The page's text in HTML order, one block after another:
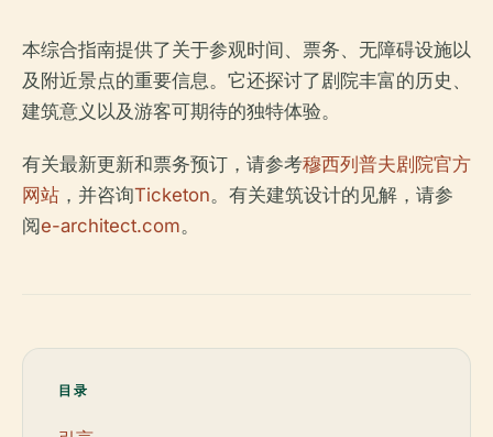
本综合指南提供了关于参观时间、票务、无障碍设施以
及附近景点的重要信息。它还探讨了剧院丰富的历史、
建筑意义以及游客可期待的独特体验。
有关最新更新和票务预订，请参考穆西列普夫剧院官方
网站 ，并咨询Ticketon。有关建筑设计的见解，请参
阅e-architect.com。
目录